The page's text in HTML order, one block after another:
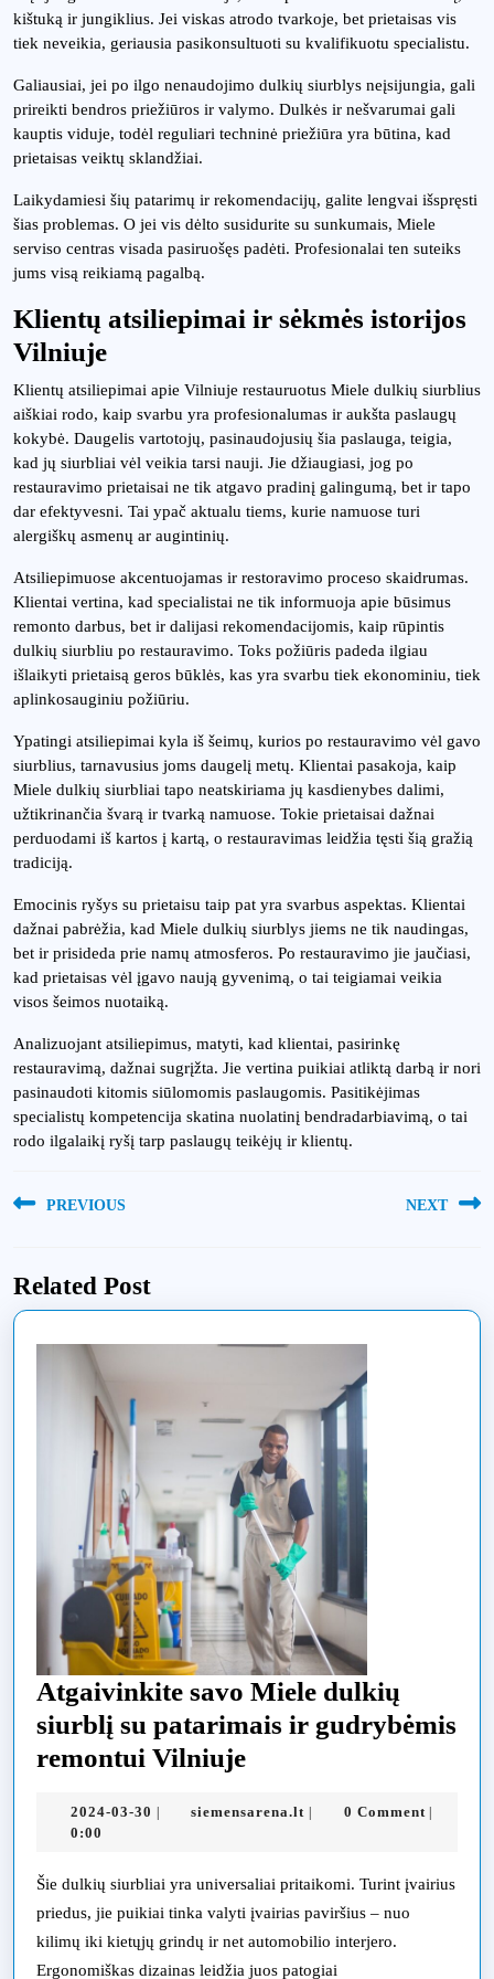
kištuką ir jungiklius. Jei viskas atrodo tvarkoje, bet prietaisas vis
tiek neveikia, geriausia pasikonsultuoti su kvalifikuotu specialistu.
Galiausiai, jei po ilgo nenaudojimo dulkių siurblys neįsijungia, gali
prireikti bendros priežiūros ir valymo. Dulkės ir nešvarumai gali
kauptis viduje, todėl reguliari techninė priežiūra yra būtina, kad
prietaisas veiktų sklandžiai.
Laikydamiesi šių patarimų ir rekomendacijų, galite lengvai išspręsti
šias problemas. O jei vis dėlto susidurite su sunkumais, Miele
serviso centras visada pasiruošęs padėti. Profesionalai ten suteiks
jums visą reikiamą pagalbą.
Klientų atsiliepimai ir sėkmės istorijos
Vilniuje
Klientų atsiliepimai apie Vilniuje restauruotus Miele dulkių siurblius
aiškiai rodo, kaip svarbu yra profesionalumas ir aukšta paslaugų
kokybė. Daugelis vartotojų, pasinaudojusių šia paslauga, teigia,
kad jų siurbliai vėl veikia tarsi nauji. Jie džiaugiasi, jog po
restauravimo prietaisai ne tik atgavo pradinį galingumą, bet ir tapo
dar efektyvesni. Tai ypač aktualu tiems, kurie namuose turi
alergiškų asmenų ar augintinių.
Atsiliepimuose akcentuojamas ir restoravimo proceso skaidrumas.
Klientai vertina, kad specialistai ne tik informuoja apie būsimus
remonto darbus, bet ir dalijasi rekomendacijomis, kaip rūpintis
dulkių siurbliu po restauravimo. Toks požiūris padeda ilgiau
išlaikyti prietaisą geros būklės, kas yra svarbu tiek ekonominiu, tiek
aplinkosauginiu požiūriu.
Ypatingi atsiliepimai kyla iš šeimų, kurios po restauravimo vėl gavo
siurblius, tarnavusius joms daugelį metų. Klientai pasakoja, kaip
Miele dulkių siurbliai tapo neatskiriama jų kasdienybes dalimi,
užtikrinančia švarą ir tvarką namuose. Tokie prietaisai dažnai
perduodami iš kartos į kartą, o restauravimas leidžia tęsti šią gražią
tradiciją.
Emocinis ryšys su prietaisu taip pat yra svarbus aspektas. Klientai
dažnai pabrėžia, kad Miele dulkių siurblys jiems ne tik naudingas,
bet ir prisideda prie namų atmosferos. Po restauravimo jie jaučiasi,
kad prietaisas vėl įgavo naują gyvenimą, o tai teigiamai veikia
visos šeimos nuotaiką.
Analizuojant atsiliepimus, matyti, kad klientai, pasirinkę
restauravimą, dažnai sugrįžta. Jie vertina puikiai atliktą darbą ir nori
pasinaudoti kitomis siūlomomis paslaugomis. Pasitikėjimas
specialistų kompetencija skatina nuolatinį bendradarbiavimą, o tai
rodo ilgalaikį ryšį tarp paslaugų teikėjų ir klientų.
tarpPREVIOUS NEXT
Related Post
Atgaivinkite savo Miele dulkių
siurblį su patarimais ir gudrybėmis
remontui VilniujeAtgaivinkite
Miele
siurblį
su
patarimais
2024-03-30 2024-siemensarena.lt siemensarena.lt
0 Comment
0:00
Šie dulkių siurbliai yra universaliai pritaikomi. Turint įvairius
priedus, jie puikiai tinka valyti įvairias paviršius – nuo
kilimų iki kietųjų grindų ir net automobilio interjero.
Ergonomiškas dizainas leidžia juos patogiai